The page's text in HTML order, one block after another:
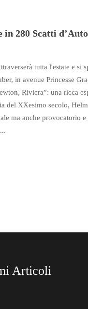
280 Scatti
tutta l'estate e si
in avenue Princesse
Riviera”: una ricca
del XXesimo secolo,
ma anche provocatorio
Articoli